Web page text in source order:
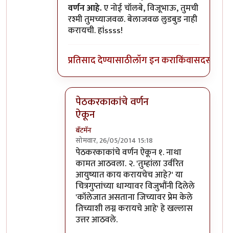
वर्णन आहे.ए नोई चॉलबे, विजूभाऊ, तुमची
रश्मी तुमच्याजवळ. बेलाजवळ लुडबुड नाही
करायची. हांssss!
प्रतिसाद देण्यासाठीलॉग इन कराकिंवासदस्य व्हा
पेठकरकाकांचे वर्णन
ऐकून
बॅटमॅन
सोमवार, 26/05/2014 15:18
In reply toनो..नो..विजुभाऊ.byप्रभाकर पेठकर
पेठकरकाकांचे वर्णन ऐकून १. नाथा
कामत आठवला. २. 'तुम्हांला उर्वरित
आयुष्यात काय करायचेच आहे?' या
चित्रगुप्तांच्या धाग्यावर विजुभौंनी दिलेले
'कॉलेजात असताना जिच्यावर प्रेम केले
तिच्याशी लग्न करायचे आहे' हे खल्लास
उत्तर आठवले.